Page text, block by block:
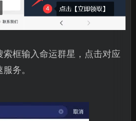
框输入命运群星，点击对应
务。